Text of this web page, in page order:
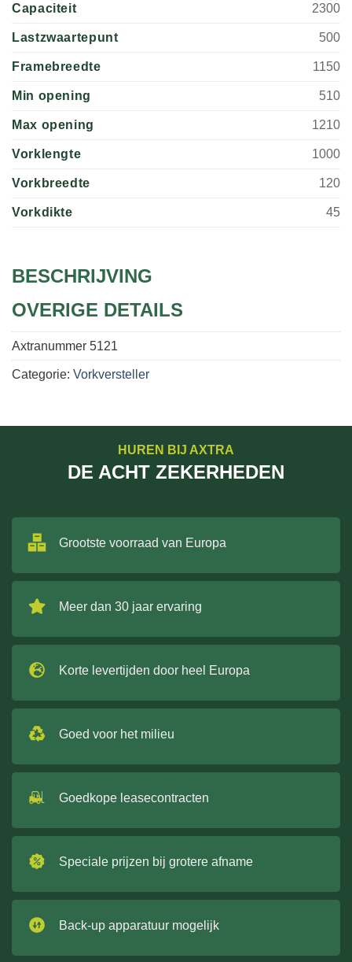
Capaciteit 2300
Lastzwaartepunt 500
Framebreedte 1150
Min opening 510
Max opening 1210
Vorklengte 1000
Vorkbreedte 120
Vorkdikte 45
BESCHRIJVING
OVERIGE DETAILS
Axtranummer 5121
Categorie: Vorkversteller
HUREN BIJ AXTRA
DE ACHT ZEKERHEDEN
Grootste voorraad van Europa
Meer dan 30 jaar ervaring
Korte levertijden door heel Europa
Goed voor het milieu
Goedkope leasecontracten
Speciale prijzen bij grotere afname
Back-up apparatuur mogelijk